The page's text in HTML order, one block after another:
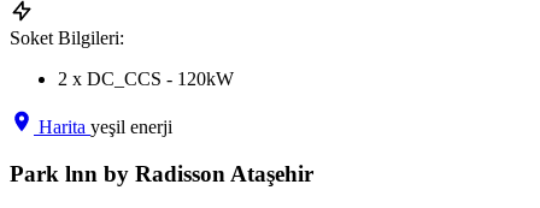
Soket Bilgileri:
2 x DC_CCS - 120kW
Harita yeşil enerji
Park lnn by Radisson Ataşehir